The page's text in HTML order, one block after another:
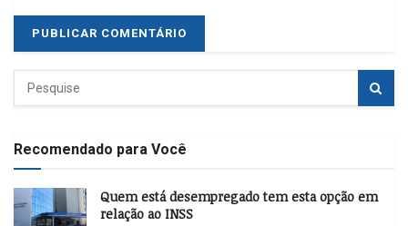
Recomendado para Você
Quem está desempregado tem esta opção em
relação ao INSS